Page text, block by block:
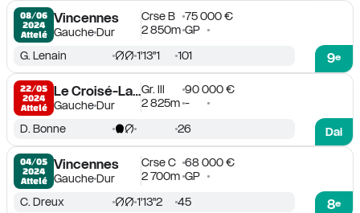
08/06
2024
Attelé
Vincennes
GaucheDur
Crse B
75 000 €
2 850m GP
9e
G. Lenain 1'13''1 101
22/05
2024
Attelé
Le Croisé-Laroche
GaucheDur
Gr. III
90 000 €
2 825m -
Dai
D. Bonne 26
04/05
2024
Attelé
Vincennes
GaucheDur
Crse C
68 000 €
2 700m GP
8e
C. Dreux 1'13''2 45